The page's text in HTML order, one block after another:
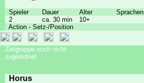
Spieler
Dauer Alter Sprachen
2
ca. 30 min 10+
Action - Setz-/Position
Zielgruppe noch nicht
zugeordnet
Horus